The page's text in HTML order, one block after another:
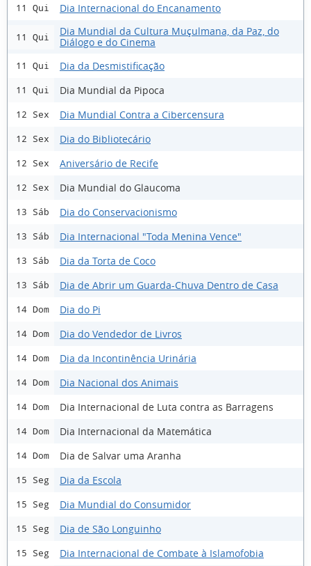
11 Qui Dia Internacional do Encanamento
11 Qui
Dia Mundial da Cultura Muçulmana, da Paz, do
Diálogo e do Cinema
11 Qui Dia da Desmistificação
11 Qui Dia Mundial da Pipoca
12 Sex Dia Mundial Contra a Cibercensura
12 Sex Dia do Bibliotecário
12 Sex Aniversário de Recife
12 Sex Dia Mundial do Glaucoma
13 Sáb Dia do Conservacionismo
13 Sáb Dia Internacional "Toda Menina Vence"
13 Sáb Dia da Torta de Coco
13 Sáb Dia de Abrir um Guarda-Chuva Dentro de Casa
14 Dom Dia do Pi
14 Dom Dia do Vendedor de Livros
14 Dom Dia da Incontinência Urinária
14 Dom Dia Nacional dos Animais
14 Dom Dia Internacional de Luta contra as Barragens
14 Dom Dia Internacional da Matemática
14 Dom Dia de Salvar uma Aranha
15 Seg Dia da Escola
15 Seg Dia Mundial do Consumidor
15 Seg Dia de São Longuinho
15 Seg Dia Internacional de Combate à Islamofobia